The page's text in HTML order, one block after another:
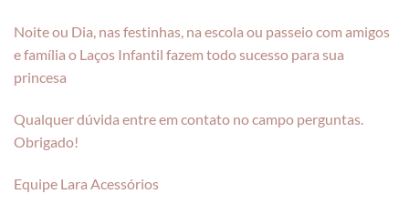
Noite ou Dia, nas festinhas, na escola ou passeio com amigos
e família o Laços Infantil fazem todo sucesso para sua
princesa
Qualquer dúvida entre em contato no campo perguntas.
Obrigado!
Equipe Lara Acessórios